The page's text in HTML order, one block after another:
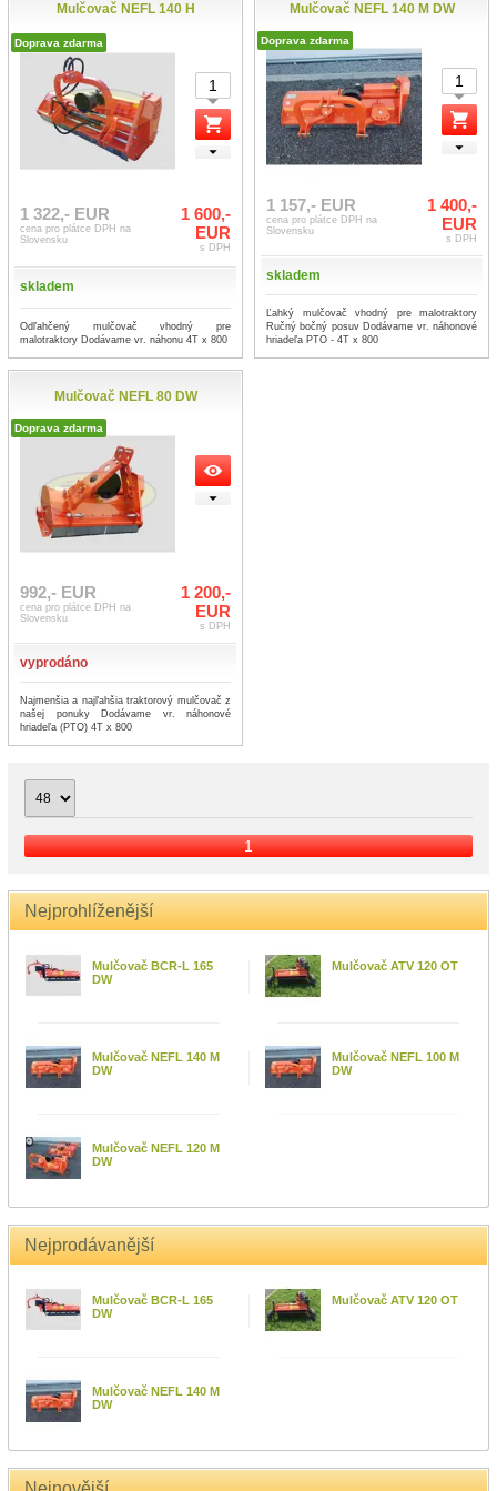
Nejprohlíženější
Mulčovač BCR-L 165
DW
Mulčovač ATV 120 OT
Mulčovač NEFL 140 M
DW
Mulčovač NEFL 100 M
DW
Mulčovač NEFL 120 M
DW
Nejprodávanější
Mulčovač BCR-L 165
DW
Mulčovač ATV 120 OT
Mulčovač NEFL 140 M
DW
Mulčovač NEFL 140 H
Doprava zdarma
1 322,- EUR
cena pro plátce DPH na
Slovensku
1 600,-
EUR
s DPH
skladem
Odľahčený mulčovač vhodný pre
malotraktory Dodávame vr. náhonu 4T x 800
Mulčovač NEFL 140 M DW
Doprava zdarma
1 157,- EUR
cena pro plátce DPH na
Slovensku
1 400,-
EUR
s DPH
skladem
Ľahký mulčovač vhodný pre malotraktory
Ručný bočný posuv Dodávame vr. náhonové
hriadeľa PTO - 4T x 800
Mulčovač NEFL 80 DW
Doprava zdarma
992,- EUR
cena pro plátce DPH na
Slovensku
1 200,-
EUR
s DPH
vyprodáno
Najmenšia a najľahšia traktorový mulčovač z
našej ponuky Dodávame vr. náhonové
hriadeľa (PTO) 4T x 800
1